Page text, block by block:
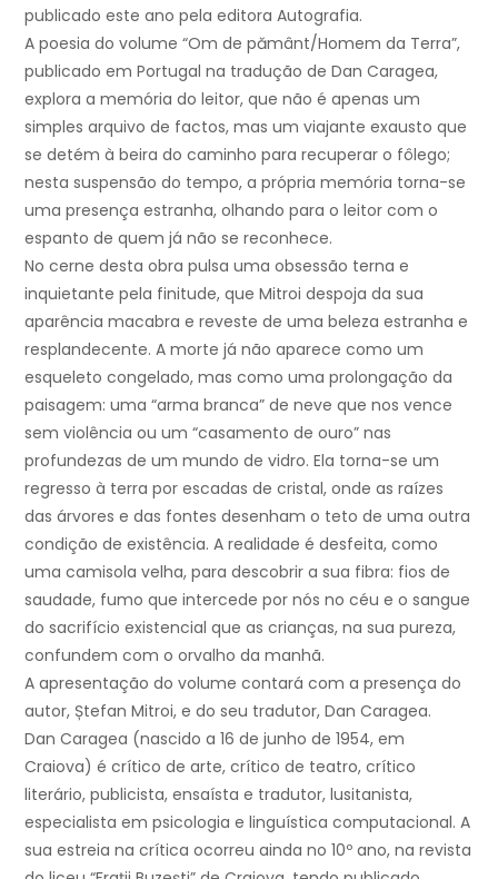
publicado este ano pela editora Autografia.
A poesia do volume “Om de pământ/Homem da Terra”,
publicado em Portugal na tradução de Dan Caragea,
explora a memória do leitor, que não é apenas um
simples arquivo de factos, mas um viajante exausto que
se detém à beira do caminho para recuperar o fôlego;
nesta suspensão do tempo, a própria memória torna-se
uma presença estranha, olhando para o leitor com o
espanto de quem já não se reconhece.
No cerne desta obra pulsa uma obsessão terna e
inquietante pela finitude, que Mitroi despoja da sua
aparência macabra e reveste de uma beleza estranha e
resplandecente. A morte já não aparece como um
esqueleto congelado, mas como uma prolongação da
paisagem: uma “arma branca” de neve que nos vence
sem violência ou um “casamento de ouro” nas
profundezas de um mundo de vidro. Ela torna-se um
regresso à terra por escadas de cristal, onde as raízes
das árvores e das fontes desenham o teto de uma outra
condição de existência. A realidade é desfeita, como
uma camisola velha, para descobrir a sua fibra: fios de
saudade, fumo que intercede por nós no céu e o sangue
do sacrifício existencial que as crianças, na sua pureza,
confundem com o orvalho da manhã.
A apresentação do volume contará com a presença do
autor, Ștefan Mitroi, e do seu tradutor, Dan Caragea.
Dan Caragea (nascido a 16 de junho de 1954, em
Craiova) é crítico de arte, crítico de teatro, crítico
literário, publicista, ensaísta e tradutor, lusitanista,
especialista em psicologia e linguística computacional. A
sua estreia na crítica ocorreu ainda no 10º ano, na revista